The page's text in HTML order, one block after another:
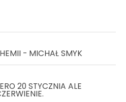
- MICHAŁ SMYK
20 STYCZNIA ALE